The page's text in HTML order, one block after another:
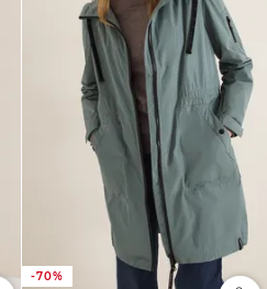
-70%